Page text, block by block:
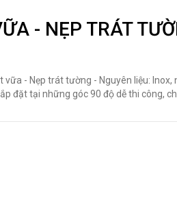
- NẸP TRÁT
vữa - Nẹp trát tường - Nguyên liệu:
đặt tại những góc 90 độ dễ thi công,